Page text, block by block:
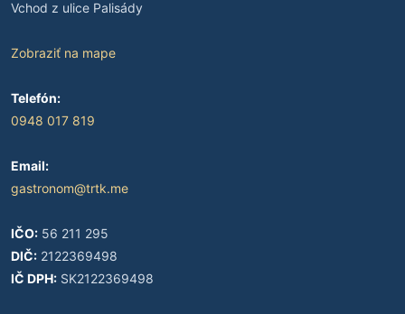
Vchod z ulice Palisády
Zobraziť na mape
Telefón:
0948 017 819
Email:
gastronom@trtk.me
IČO: 56 211 295
DIČ: 2122369498
IČ DPH: SK2122369498